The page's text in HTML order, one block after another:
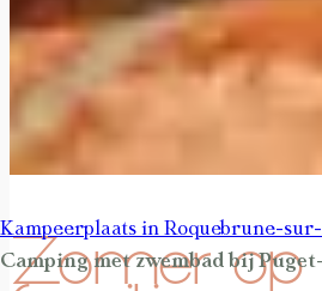
Kampeerplaats in Roquebrune-
Camping met zwembad bij
Zomer op